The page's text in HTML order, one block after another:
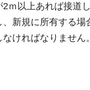
2ｍ以上あれば接道
、新規に所有する場
ければなりません。